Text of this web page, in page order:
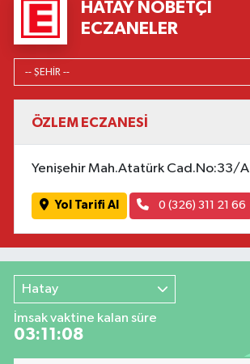
HATAY NÖBETÇI
ECZANELER
ÖZLEM ECZANESİ
Yenişehir Mah.Atatürk Cad.No:33/A
Yol Tarifi Al 0 (326) 311 21 66
Hatay
İmsak vaktine kalan süre
03:11:08